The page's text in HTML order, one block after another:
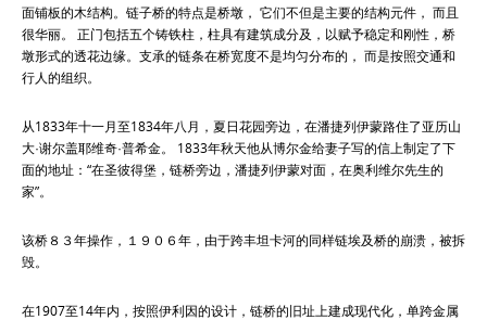
面铺板的木结构。链子桥的特点是桥墩， 它们不但是主要的结构元件， 而且
很华丽。 正门包括五个铸铁柱，柱具有建筑成分及，以赋予稳定和刚性，桥
墩形式的透花边缘。支承的链条在桥宽度不是均匀分布的， 而是按照交通和
行人的组织。
从1833年十一月至1834年八月，夏日花园旁边，在潘捷列伊蒙路住了亚历山
大·谢尔盖耶维奇·普希金。 1833年秋天他从博尔金给妻子写的信上制定了下
面的地址：“在圣彼得堡，链桥旁边，潘捷列伊蒙对面，在奥利维尔先生的
家”。
该桥８３年操作，１９０６年，由于跨丰坦卡河的同样链埃及桥的崩溃，被拆
毁。
在1907至14年内，按照伊利因的设计，链桥的旧址上建成现代化，单跨金属